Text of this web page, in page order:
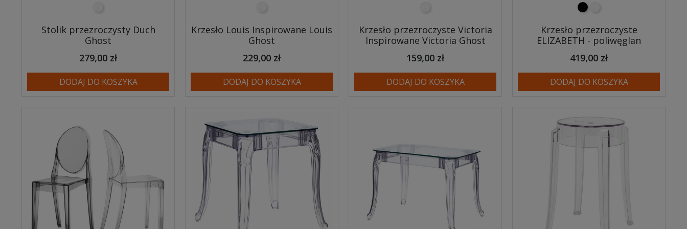
Stolik przezroczysty Duch
Ghost
279,00 zł
DODAJ DO KOSZYKA
Krzesło Louis Inspirowane Louis
Ghost
229,00 zł
DODAJ DO KOSZYKA
Krzesło przezroczyste Victoria
Inspirowane Victoria Ghost
159,00 zł
DODAJ DO KOSZYKA
czarny
Krzesło przezroczyste
ELIZABETH - poliwęglan
419,00 zł
DODAJ DO KOSZYKA